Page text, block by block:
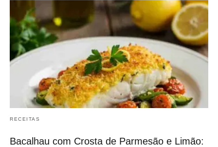
RECEITAS
Bacalhau com Crosta de Parmesão e Limão: